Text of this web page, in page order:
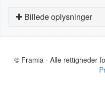
Billede oplysninger
© Framia - Alle rettigheder